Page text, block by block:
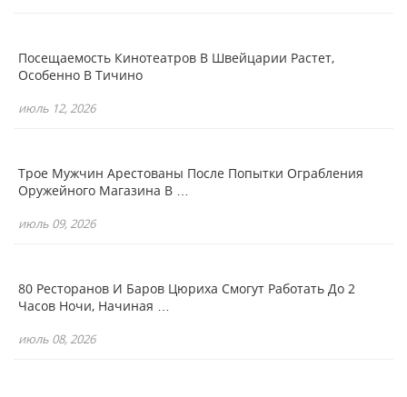
Посещаемость Кинотеатров В Швейцарии Растет,
Особенно В Тичино
июль 12, 2026
Трое Мужчин Арестованы После Попытки Ограбления
Оружейного Магазина В …
июль 09, 2026
80 Ресторанов И Баров Цюриха Смогут Работать До 2
Часов Ночи, Начиная …
июль 08, 2026